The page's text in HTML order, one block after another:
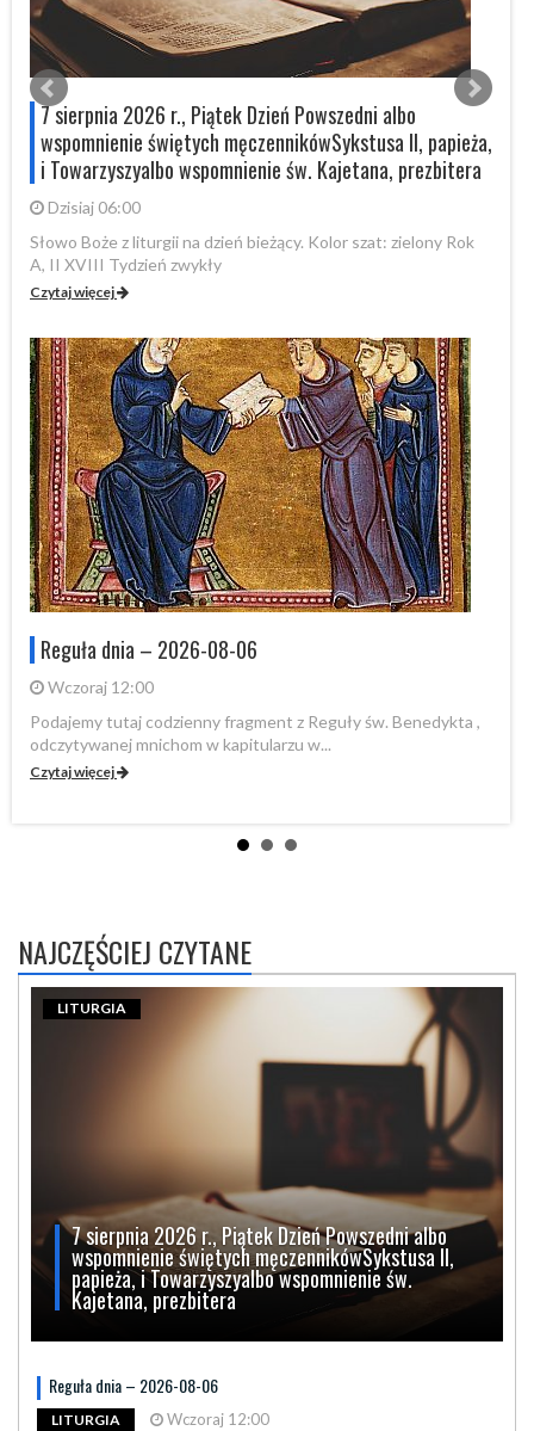
7 sierpnia 2026 r., Piątek Dzień Powszedni albo
wspomnienie świętych męczennikówSykstusa II, papieża,
i Towarzyszyalbo wspomnienie św. Kajetana, prezbitera
Dzisiaj 06:00
Słowo Boże z liturgii na dzień bieżący. Kolor szat: zielony Rok
A, II XVIII Tydzień zwykły
Czytaj więcej
Reguła dnia – 2026-08-06
Wczoraj 12:00
Podajemy tutaj codzienny fragment z Reguły św. Benedykta ,
odczytywanej mnichom w kapitularzu w...
Czytaj więcej
NAJCZĘŚCIEJ CZYTANE
7 sierpnia 2026 r., Piątek Dzień Powszedni albo
wspomnienie świętych męczennikówSykstusa II,
papieża, i Towarzyszyalbo wspomnienie św.
Kajetana, prezbitera
LITURGIA
Reguła dnia – 2026-08-06
LITURGIA Wczoraj 12:00